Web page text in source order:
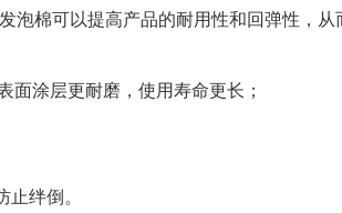
泡棉可以提高产品的耐用性和回弹性，从
面涂层更耐磨，使用寿命更长；
绊倒。